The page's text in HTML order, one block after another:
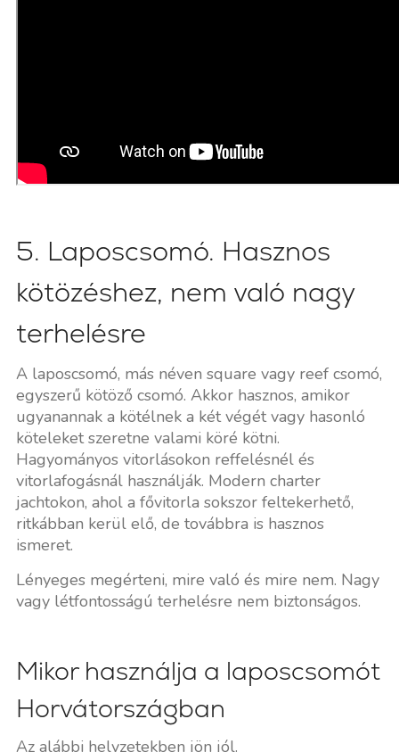
5. Laposcsomó. Hasznos
kötözéshez, nem való nagy
terhelésre
A laposcsomó, más néven square vagy reef csomó,
egyszerű kötöző csomó. Akkor hasznos, amikor
ugyanannak a kötélnek a két végét vagy hasonló
köteleket szeretne valami köré kötni.
Hagyományos vitorlásokon reffelésnél és
vitorlafogásnál használják. Modern charter
jachtokon, ahol a fővitorla sokszor feltekerhető,
ritkábban kerül elő, de továbbra is hasznos
ismeret.
Lényeges megérteni, mire való és mire nem. Nagy
vagy létfontosságú terhelésre nem biztonságos.
Mikor használja a laposcsomót
Horvátországban
Az alábbi helyzetekben jön jól.